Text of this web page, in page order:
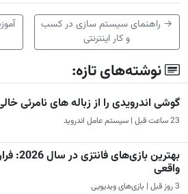
→ راهنمای سیستم سازی در کسب
و کار اینترنتی
نوشته‌های تازه:
گوشی اندرویدی را از زباله های نامرئی
23 ساعت قبل | سیستم عامل اندروید
بهترین
واقعی
3 روز قبل | بازی‌های ویدیویی